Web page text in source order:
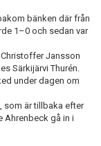
bänken där från
1–0 och sedan var
Jansson
Särkijärvi Thurén.
under dagen om
som är tillbaka efter
Ahrenbeck gå in i